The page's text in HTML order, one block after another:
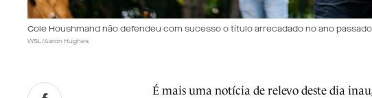
Cole Houshmand não defendeu com sucesso o título arrecadado no ano passado
WSL/Aaron Hughes
É mais uma notícia de relevo deste dia